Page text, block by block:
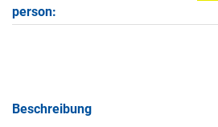
person:
Beschreibung